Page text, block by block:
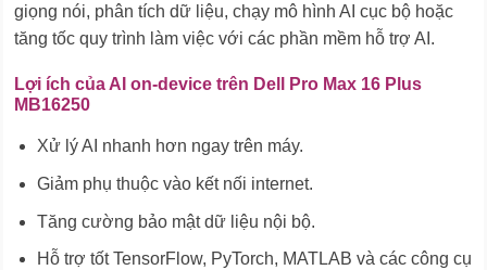
giọng nói, phân tích dữ liệu, chạy mô hình AI cục bộ hoặc
tăng tốc quy trình làm việc với các phần mềm hỗ trợ AI.
Lợi ích của AI on-device trên Dell Pro Max 16 Plus
MB16250
Xử lý AI nhanh hơn ngay trên máy.
Giảm phụ thuộc vào kết nối internet.
Tăng cường bảo mật dữ liệu nội bộ.
Hỗ trợ tốt TensorFlow, PyTorch, MATLAB và các công cụ